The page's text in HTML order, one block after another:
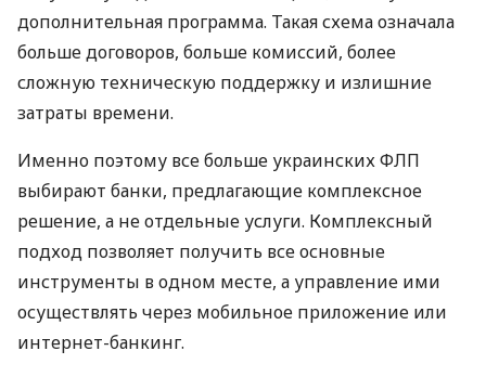
дополнительная программа. Такая схема означала
больше договоров, больше комиссий, более
сложную техническую поддержку и излишние
затраты времени.
Именно поэтому все больше украинских ФЛП
выбирают банки, предлагающие комплексное
решение, а не отдельные услуги. Комплексный
подход позволяет получить все основные
инструменты в одном месте, а управление ими
осуществлять через мобильное приложение или
интернет-банкинг.